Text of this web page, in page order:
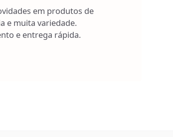
em produtos de
e muita variedade.
e entrega rápida.